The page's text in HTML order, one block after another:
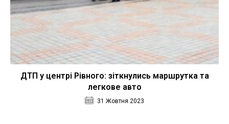
ДТП у центрі Рівного: зіткнулись маршрутка та
легкове авто
31 Жовтня 2023